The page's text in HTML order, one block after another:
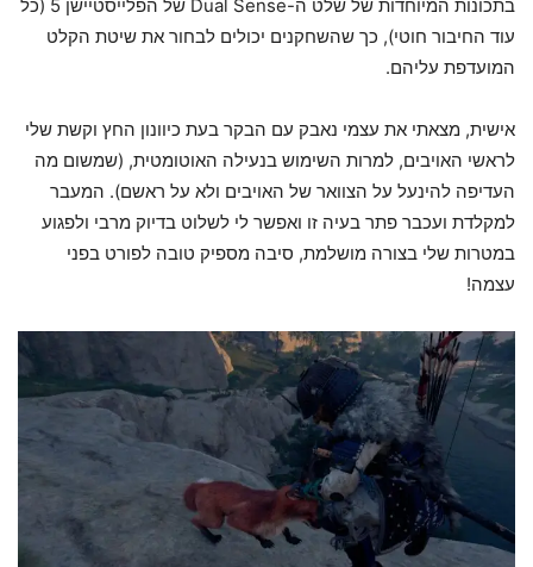
בתכונות המיוחדות של שלט ה-Dual Sense של הפלייסטיישן 5 (כל
עוד החיבור חוטי), כך שהשחקנים יכולים לבחור את שיטת הקלט
המועדפת עליהם.
אישית, מצאתי את עצמי נאבק עם הבקר בעת כיוונון החץ וקשת שלי
לראשי האויבים, למרות השימוש בנעילה האוטומטית, (שמשום מה
העדיפה להינעל על הצוואר של האויבים ולא על ראשם). המעבר
למקלדת ועכבר פתר בעיה זו ואפשר לי לשלוט בדיוק מרבי ולפגוע
במטרות שלי בצורה מושלמת, סיבה מספיק טובה לפורט בפני
עצמה!